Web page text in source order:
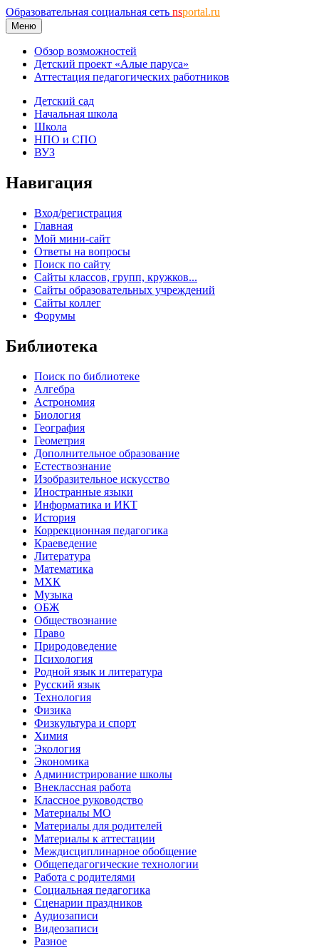
Образовательная социальная сеть nsportal.ru
Меню
Обзор возможностей
Детский проект «Алые паруса»
Аттестация педагогических работников
Детский сад
Начальная школа
Школа
НПО и СПО
ВУЗ
Навигация
Вход/регистрация
Главная
Мой мини-сайт
Ответы на вопросы
Поиск по сайту
Сайты классов, групп, кружков...
Сайты образовательных учреждений
Сайты коллег
Форумы
Библиотека
Поиск по библиотеке
Алгебра
Астрономия
Биология
География
Геометрия
Дополнительное образование
Естествознание
Изобразительное искусство
Иностранные языки
Информатика и ИКТ
История
Коррекционная педагогика
Краеведение
Литература
Математика
МХК
Музыка
ОБЖ
Обществознание
Право
Природоведение
Психология
Родной язык и литература
Русский язык
Технология
Физика
Физкультура и спорт
Химия
Экология
Экономика
Администрирование школы
Внеклассная работа
Классное руководство
Материалы МО
Материалы для родителей
Материалы к аттестации
Междисциплинарное обобщение
Общепедагогические технологии
Работа с родителями
Социальная педагогика
Сценарии праздников
Аудиозаписи
Видеозаписи
Разное